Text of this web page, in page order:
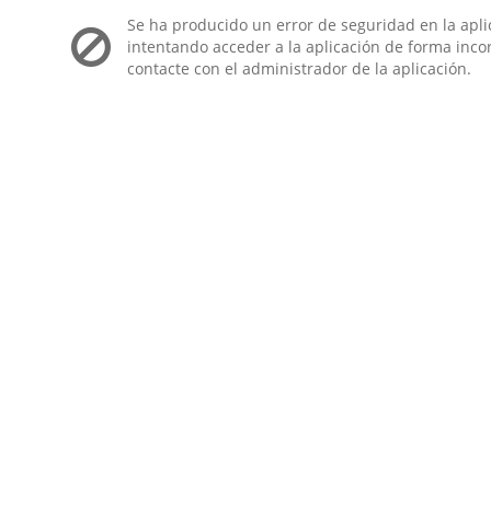
Se ha producido un error de seguridad en la
intentando acceder a la aplicación de forma
contacte con el administrador de la aplicación.